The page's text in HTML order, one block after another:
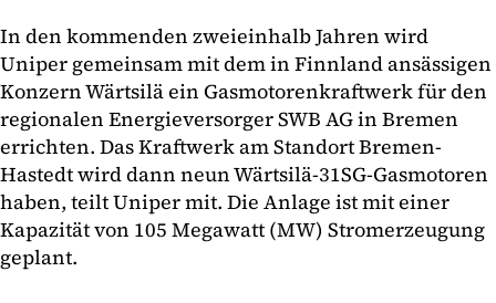
In den kommenden zweieinhalb Jahren wird
Uniper gemeinsam mit dem in Finnland ansässigen
Konzern Wärtsilä ein Gasmotorenkraftwerk für den
regionalen Energieversorger SWB AG in Bremen
errichten. Das Kraftwerk am Standort Bremen-
Hastedt wird dann neun Wärtsilä-31SG-Gasmotoren
haben, teilt Uniper mit. Die Anlage ist mit einer
Kapazität von 105 Megawatt (MW) Stromerzeugung
geplant.